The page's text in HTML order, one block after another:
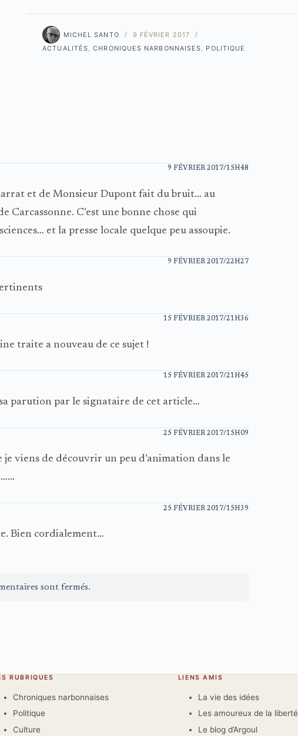
MICHEL SANTO
9 FÉVRIER 2017
ACTUALITÉS ,CHRONIQUES NARBONNAISES POLITIQUE
9 FÉVRIER 2017/15H48
et de Monsieur Dupont fait du bruit… au
Carcassonne. C’est une bonne chose qui
et la presse locale quelque peu assoupie.
9 FÉVRIER 2017/22H27
15 FÉVRIER 2017/21H36
traite a nouveau de ce sujet !
15 FÉVRIER 2017/21H45
parution par le signataire de cet article…
25 FÉVRIER 2017/15H09
je viens de découvrir un peu d’animation dans le
25 FÉVRIER 2017/15H39
Bien cordialement…
sont fermés.
RUBRIQUES
Chroniques narbonnaises
Politique
Culture
LIENS AMIS
La vie des idées
Les amoureux de la liberté
Le blog d’Argoul